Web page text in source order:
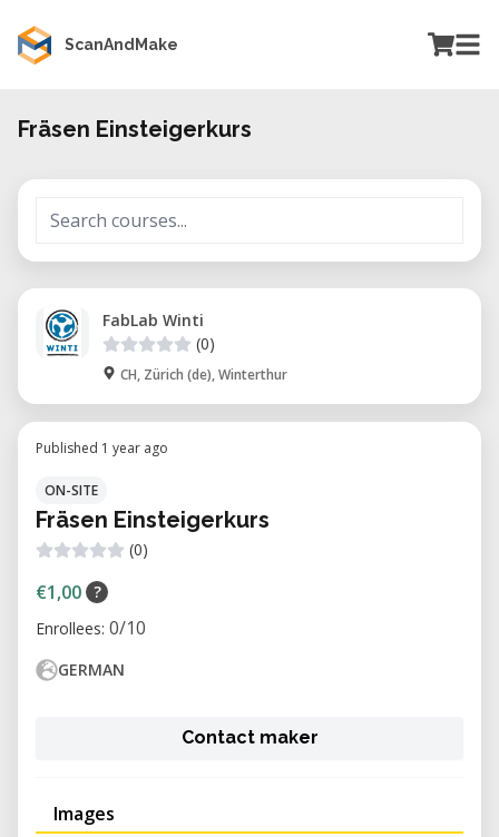
ScanAndMake
Fräsen Einsteigerkurs
FabLab Winti
(0)
CH, Zürich (de), Winterthur
Published 1 year ago
ON-SITE
Fräsen Einsteigerkurs
(0)
€1,00 ?
Enrollees: 0/10
GERMAN
Contact maker
Images